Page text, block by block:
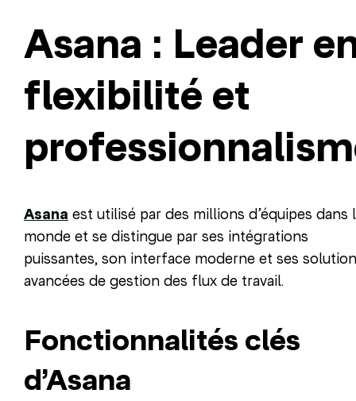
Asana : Leader
flexibilité et
Asana est utilisé par des millions d’équipes dans
monde et se distingue par ses intégrations
puissantes, son interface moderne et ses
avancées de gestion des flux de travail.
Fonctionnalités clés
d’Asana